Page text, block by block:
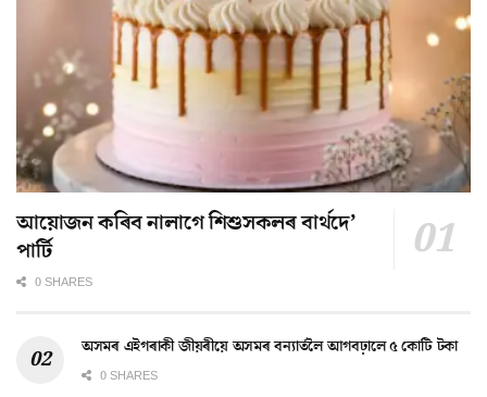
আয়োজন কৰিব নালাগে শিশুসকলৰ বাৰ্থদে’
পাৰ্টি
0 SHARES
অসমৰ এইগৰাকী জীয়ৰীয়ে অসমৰ বন্যাৰ্তলৈ আগবঢ়ালে ৫ কোটি টকা
0 SHARES